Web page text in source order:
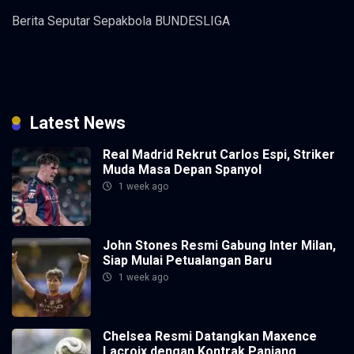
Berita Seputar Sepakbola BUNDESLIGA
Latest News
Real Madrid Rekrut Carlos Espi, Striker
Muda Masa Depan Spanyol
1 week ago
John Stones Resmi Gabung Inter Milan,
Siap Mulai Petualangan Baru
1 week ago
Chelsea Resmi Datangkan Maxence